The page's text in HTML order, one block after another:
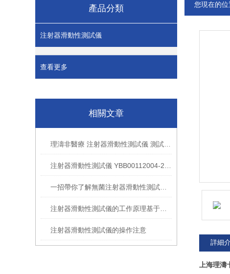
產品分類
注射器滑動性測試儀
查看更多
相關文章
注射器滑動性測試儀的操作注意
您現在的位
詳細
上海理